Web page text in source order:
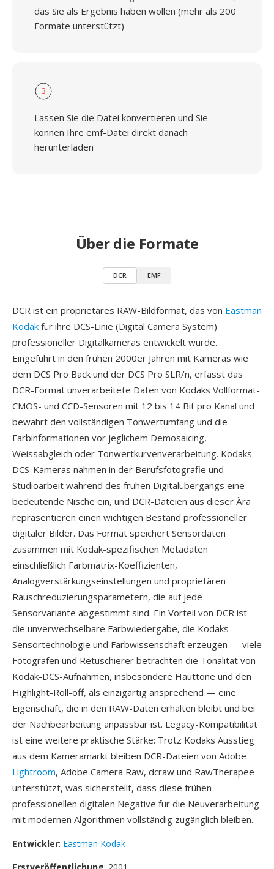
das Sie als Ergebnis haben wollen (mehr als 200
Formate unterstützt)
3
Lassen Sie die Datei konvertieren und Sie
können Ihre emf-Datei direkt danach
herunterladen
Über die Formate
DCR EMF
DCR ist ein proprietäres RAW-Bildformat, das von Eastman
Kodak für ihre DCS-Linie (Digital Camera System)
professioneller Digitalkameras entwickelt wurde.
Eingeführt in den frühen 2000er Jahren mit Kameras wie
dem DCS Pro Back und der DCS Pro SLR/n, erfasst das
DCR-Format unverarbeitete Daten von Kodaks Vollformat-
CMOS- und CCD-Sensoren mit 12 bis 14 Bit pro Kanal und
bewahrt den vollständigen Tonwertumfang und die
Farbinformationen vor jeglichem Demosaicing,
Weissabgleich oder Tonwertkurvenverarbeitung. Kodaks
DCS-Kameras nahmen in der Berufsfotografie und
Studioarbeit während des frühen Digitalübergangs eine
bedeutende Nische ein, und DCR-Dateien aus dieser Ära
repräsentieren einen wichtigen Bestand professioneller
digitaler Bilder. Das Format speichert Sensordaten
zusammen mit Kodak-spezifischen Metadaten
einschließlich Farbmatrix-Koeffizienten,
Analogverstärkungseinstellungen und proprietären
Rauschreduzierungsparametern, die auf jede
Sensorvariante abgestimmt sind. Ein Vorteil von DCR ist
die unverwechselbare Farbwiedergabe, die Kodaks
Sensortechnologie und Farbwissenschaft erzeugen — viele
Fotografen und Retuschierer betrachten die Tonalität von
Kodak-DCS-Aufnahmen, insbesondere Hauttöne und den
Highlight-Roll-off, als einzigartig ansprechend — eine
Eigenschaft, die in den RAW-Daten erhalten bleibt und bei
der Nachbearbeitung anpassbar ist. Legacy-Kompatibilität
ist eine weitere praktische Stärke: Trotz Kodaks Ausstieg
aus dem Kameramarkt bleiben DCR-Dateien von Adobe
Lightroom, Adobe Camera Raw, dcraw und RawTherapee
unterstützt, was sicherstellt, dass diese frühen
professionellen digitalen Negative für die Neuverarbeitung
mit modernen Algorithmen vollständig zugänglich bleiben.
Entwickler: Eastman Kodak